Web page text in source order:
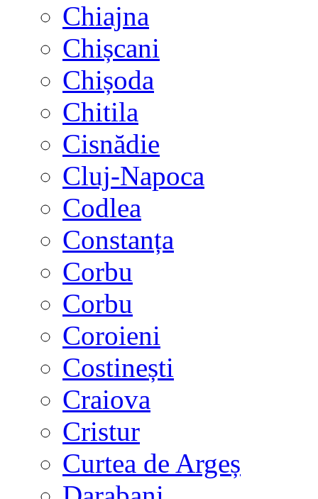
Chiajna
Chișcani
Chișoda
Chitila
Cisnădie
Cluj-Napoca
Codlea
Constanța
Corbu
Corbu
Coroieni
Costinești
Craiova
Cristur
Curtea de Argeș